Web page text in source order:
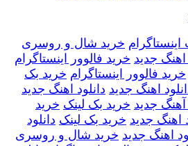
خرید شال و روسری
اهنگ جدید خرید فالوور اینستاگرام
خرید فالوور اینستاگرام خرید بک
اهنگ جدید دانلود اهنگ جدید
آهنگ جدید خرید بک لینک خرید
اهنگ جدید خرید بک لینک دانلود
اهنگ جدید خرید شال و روسری